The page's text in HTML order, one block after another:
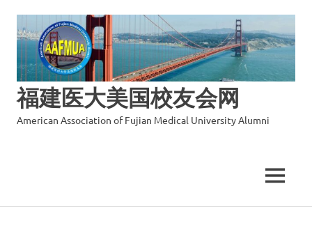
福建医大美国校友会网
American Association of Fujian Medical University Alumni
MENU